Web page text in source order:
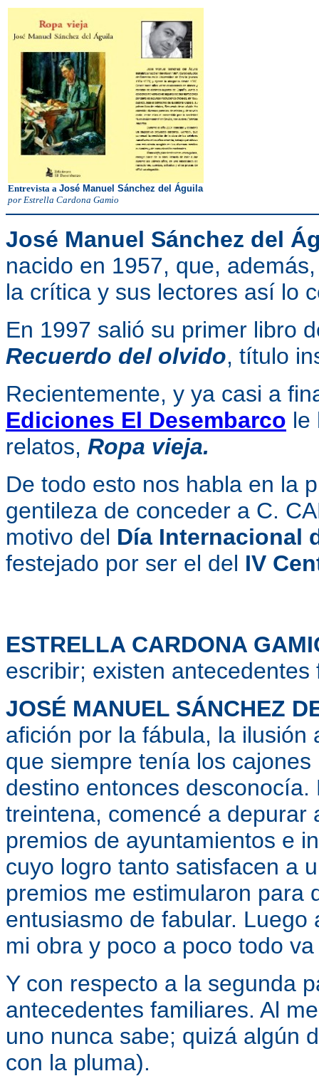
Entrevista a José Manuel Sánchez del Águila
por Estrella Cardona Gamio
José Manuel Sánchez del
nacido en 1957, que,
la crítica y sus lectores así lo
En 1997 salió su primer libro
Recuerdo del olvido, título
Recientemente, y ya casi a
Ediciones El Desembarco le
relatos, Ropa vieja.
De todo esto nos habla en la
gentileza de conceder a C.
motivo del Día Internacional
festejado por ser el del IV
ESTRELLA CARDONA
escribir; existen antecedentes
JOSÉ MANUEL SÁNCHEZ
afición por la fábula, la
que siempre tenía los
destino entonces
treintena, comencé a depurar
premios de ayuntamientos e
cuyo logro tanto satisfacen a
premios me estimularon para
entusiasmo de fabular.
mi obra y poco a poco todo
Y con respecto a la segunda
antecedentes familiares. Al
uno nunca sabe; quizá algún
con la pluma).